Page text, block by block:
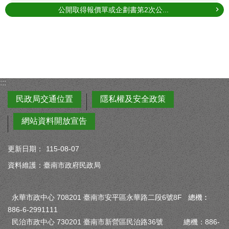
公開取得報價單或企劃書第2次公...
:::
民政局交通位置
隱私權及安全政策
網站資料開放宣告
更新日期：
115-08-07
資料維護：臺南市政府民政局
永華市政中心 708201 臺南市安平區永華路二段6號8F 總機︰
886-6-2991111
民治市政中心 730201 臺南市新營區民治路36號 總機：886-